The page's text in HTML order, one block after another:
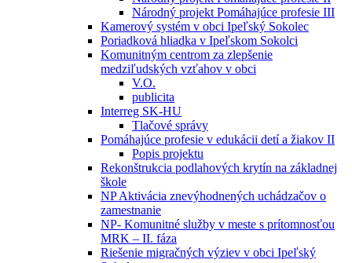
Národný projekt Pomáhajúce profesie III
Kamerový systém v obci Ipeľský Sokolec
Poriadková hliadka v Ipeľskom Sokolci
Komunitným centrom za zlepšenie
medziľudských vzťahov v obci
V.O.
publicita
Interreg SK-HU
Tlačové správy
Pomáhajúce profesie v edukácii detí a žiakov II
Popis projektu
Rekonštrukcia podlahových krytín na základnej
škole
NP Aktivácia znevýhodnených uchádzačov o
zamestnanie
NP- Komunitné služby v meste s prítomnosťou
MRK – II. fáza
Riešenie migračných výziev v obci Ipeľský